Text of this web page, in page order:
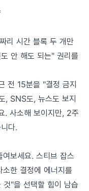
리 시간 블록 두 개만
안 해도 되는" 권리를
전 15분을 "결정 금지
, SNS도, 뉴스도 보지
. 사소해 보이지만, 2주
다.
보세요. 스티브 잡스
한 결정에 에너지를
"을 선택할 힘이 남습